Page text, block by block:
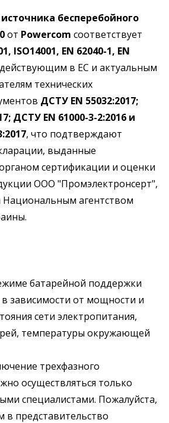
бесперебойного
от Powercom соответствует
ISO14001, EN 62040-1, EN
в ЕС и актуальным
технических
ДСТУ EN 55032:2017;
ДСТУ EN 61000-3-2:2016 и
, что подтверждают
выданные
сертификации и оценки
ООО "Промэлектронсерт",
агентством
батарейной поддержки
зависимости от мощности и
сети электропитания,
температуры окружающей
трехфазного
осуществляться только
специалистами. Пожалуйста,
в представительство